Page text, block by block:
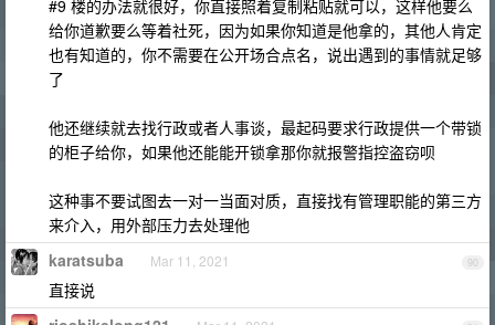
#9 楼的办法就很好，你直接照着复制粘贴就可以，这样他要么
给你道歉要么等着社死，因为如果你知道是他拿的，其他人肯定
也有知道的，你不需要在公开场合点名，说出遇到的事情就足够
了
他还继续就去找行政或者人事谈，最起码要求行政提供一个带锁
的柜子给你，如果他还能能开锁拿那你就报警指控盗窃呗
这种事不要试图去一对一当面对质，直接找有管理职能的第三方
来介入，用外部压力去处理他
90
karatsuba Mar 11, 2021
直接说